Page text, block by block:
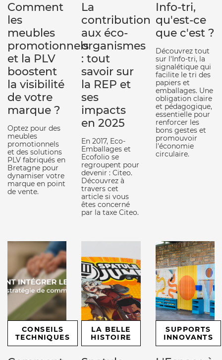
Comment
les
meubles
promotionnels
et la PLV
boostent
la visibilité
de votre
marque ?
Optez pour des
meubles
promotionnels
et des solutions
PLV fabriqués en
Bretagne pour
dynamiser votre
marque en point
de vente.
La
contribution
aux éco-
organismes
: tout
savoir sur
la REP et
ses
impacts
en 2025
En 2017, Eco-
Emballages et
Ecofolio se
regroupent pour
devenir : Citeo.
Découvrez à
travers cet
article si vous
êtes concerné
par la taxe Citeo.
Info-tri,
qu'est-ce
que c'est ?
Découvrez tout
sur l'Info-tri, la
signalétique qui
facilite le tri des
papiers et
emballages. Une
obligation claire
et pédagogique,
essentielle pour
renforcer les
bons gestes et
promouvoir
l'économie
circulaire.
CONSEILS
TECHNIQUES
LA BELLE
HISTOIRE
SUPPORTS
INNOVANTS